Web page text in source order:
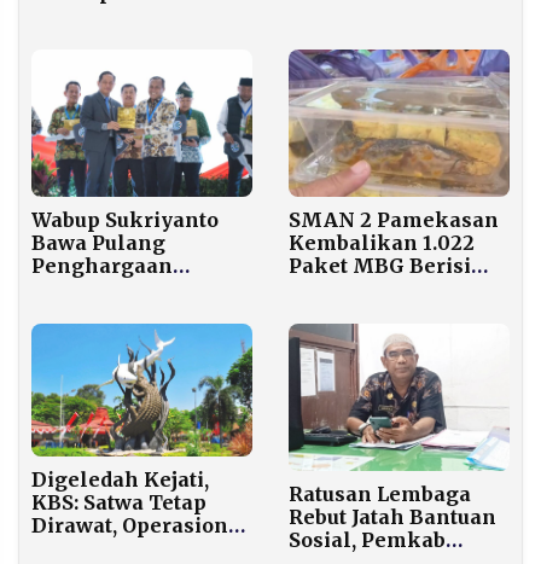
Cinta’
Wabup Sukriyanto
Bawa Pulang
Penghargaan
Sampah se-
Indonesia.
SMAN 2 Pamekasan
Kembalikan 1.022
Paket MBG Berisi
Digeledah Kejati,
KBS: Satwa Tetap
Dirawat, Operasional
Ratusan Lembaga
Rebut Jatah Bantuan
Sosial, Pemkab